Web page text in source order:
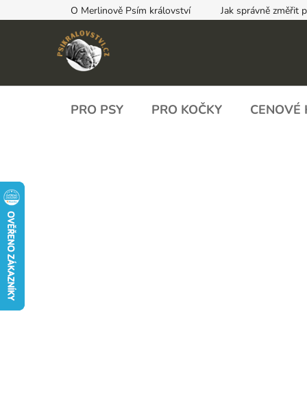
na
O Merlinově Psím království Jak správně změřit
PRO PSY PRO KOČKY CENOVÉ